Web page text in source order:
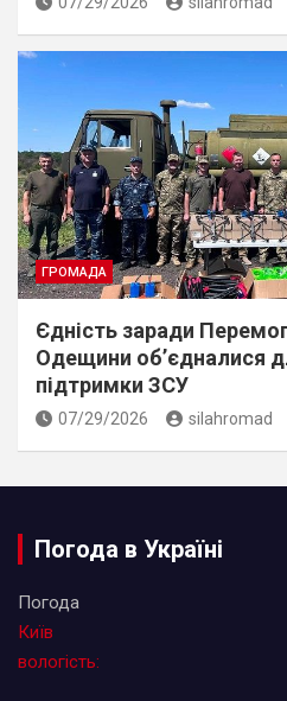
ГРОМАДА
Єдність заради
Одещини об’єдналися
підтримки ЗСУ
07/29/2026 silahromad
Погода в Україні
Погода
Київ
вологість: